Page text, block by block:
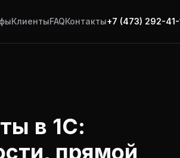
КлиентыFAQКонтакты+7 (473) 292-41-
в 1С:
прямой